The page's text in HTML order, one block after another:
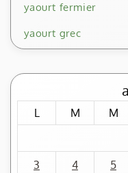
yaourt fermier
yaourt grec
L M M
3
4 5